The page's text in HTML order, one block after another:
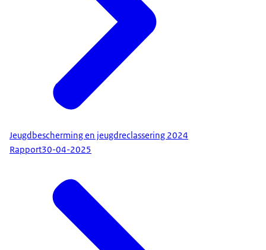
Jeugdbescherming en jeugdreclassering 2024
Rapport30-04-2025